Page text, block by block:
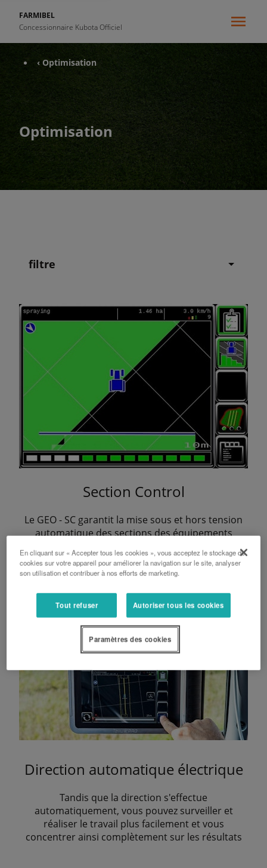
FARMIBEL
Concessionnaire Kubota Officiel
‹ Optimisation
Optimisation
filtre
Section Control
Le GEO - SC garantit la mise sous et hors tension
automatique des sections des équipements
Direction automatique électrique
Tandis que la direction s'effectue
automatiquement, vous pouvez surveiller et
réaliser le travail plus facilement et vous
concentrer ainsi complètement sur les résultats
En cliquant sur « Accepter tous les cookies », vous acceptez le stockage de
cookies sur votre appareil pour améliorer la navigation sur le site, analyser
son utilisation et contribuer à nos efforts de marketing.
Tout refuser Autoriser tous les cookies
Paramètres des cookies